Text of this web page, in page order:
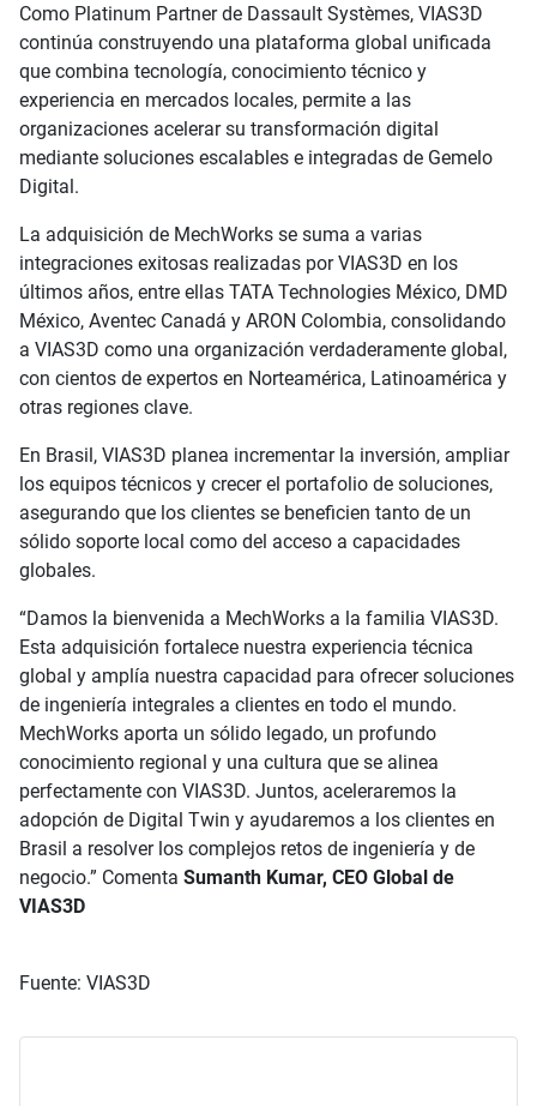
Como Platinum Partner de Dassault Systèmes, VIAS3D
continúa construyendo una plataforma global unificada
que combina tecnología, conocimiento técnico y
experiencia en mercados locales, permite a las
organizaciones acelerar su transformación digital
mediante soluciones escalables e integradas de Gemelo
Digital.
La adquisición de MechWorks se suma a varias
integraciones exitosas realizadas por VIAS3D en los
últimos años, entre ellas TATA Technologies México, DMD
México, Aventec Canadá y ARON Colombia, consolidando
a VIAS3D como una organización verdaderamente global,
con cientos de expertos en Norteamérica, Latinoamérica y
otras regiones clave.
En Brasil, VIAS3D planea incrementar la inversión, ampliar
los equipos técnicos y crecer el portafolio de soluciones,
asegurando que los clientes se beneficien tanto de un
sólido soporte local como del acceso a capacidades
globales.
“Damos la bienvenida a MechWorks a la familia VIAS3D.
Esta adquisición fortalece nuestra experiencia técnica
global y amplía nuestra capacidad para ofrecer soluciones
de ingeniería integrales a clientes en todo el mundo.
MechWorks aporta un sólido legado, un profundo
conocimiento regional y una cultura que se alinea
perfectamente con VIAS3D. Juntos, aceleraremos la
adopción de Digital Twin y ayudaremos a los clientes en
Brasil a resolver los complejos retos de ingeniería y de
negocio.” Comenta Sumanth Kumar, CEO Global de
VIAS3D
Fuente: VIAS3D